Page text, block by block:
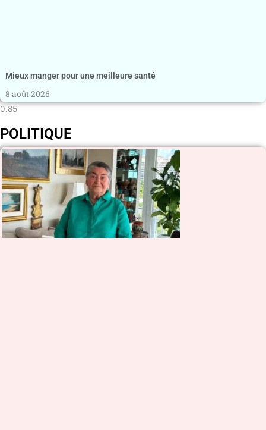
Mieux manger pour une meilleure santé
8 août 2026
POLITIQUE